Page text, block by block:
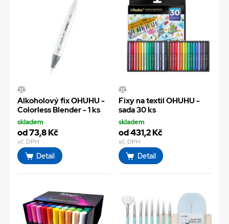
Alkoholový fix OHUHU -
Colorless Blender - 1 ks
skladem
od 73,8 Kč
vč. DPH
Detail
Fixy na textil OHUHU -
sada 30 ks
skladem
od 431,2 Kč
vč. DPH
Detail